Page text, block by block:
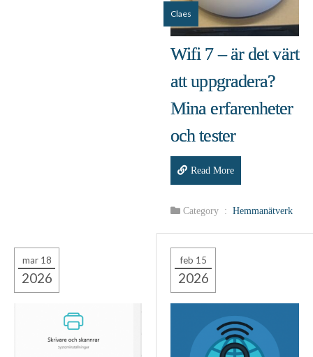
Claes
Wifi 7 – är det värt
att uppgradera?
Mina erfarenheter
och tester
Read More
Category : Hemmanätverk
mar 18
2026
feb 15
2026